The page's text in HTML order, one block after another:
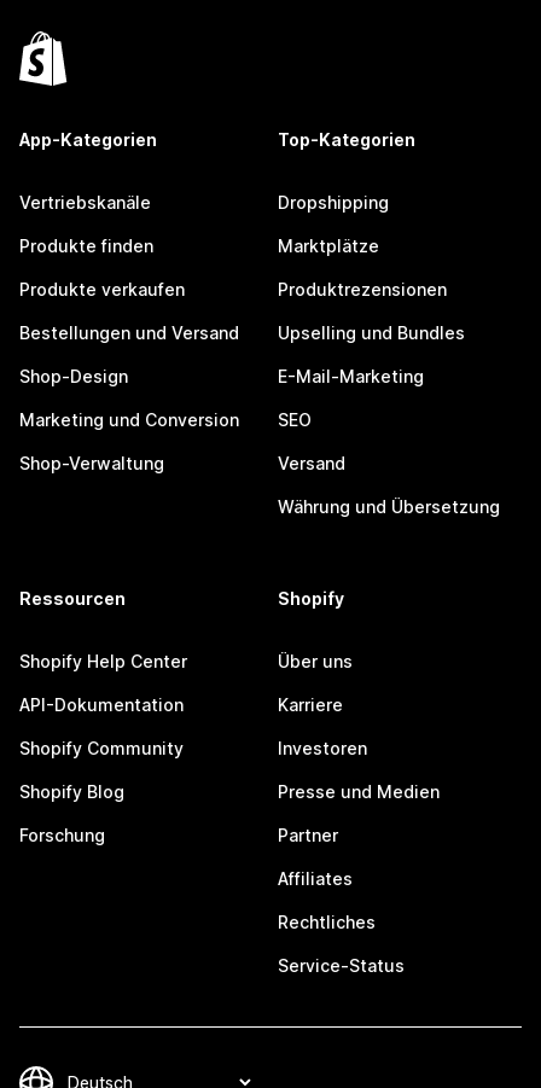
App-Kategorien
Vertriebskanäle
Produkte finden
Produkte verkaufen
Bestellungen und Versand
Shop-Design
Marketing und Conversion
Shop-Verwaltung
Top-Kategorien
Dropshipping
Marktplätze
Produktrezensionen
Upselling und Bundles
E-Mail-Marketing
SEO
Versand
Währung und Übersetzung
Ressourcen
Shopify Help Center
API-Dokumentation
Shopify Community
Shopify Blog
Forschung
Shopify
Über uns
Karriere
Investoren
Presse und Medien
Partner
Affiliates
Rechtliches
Service-Status